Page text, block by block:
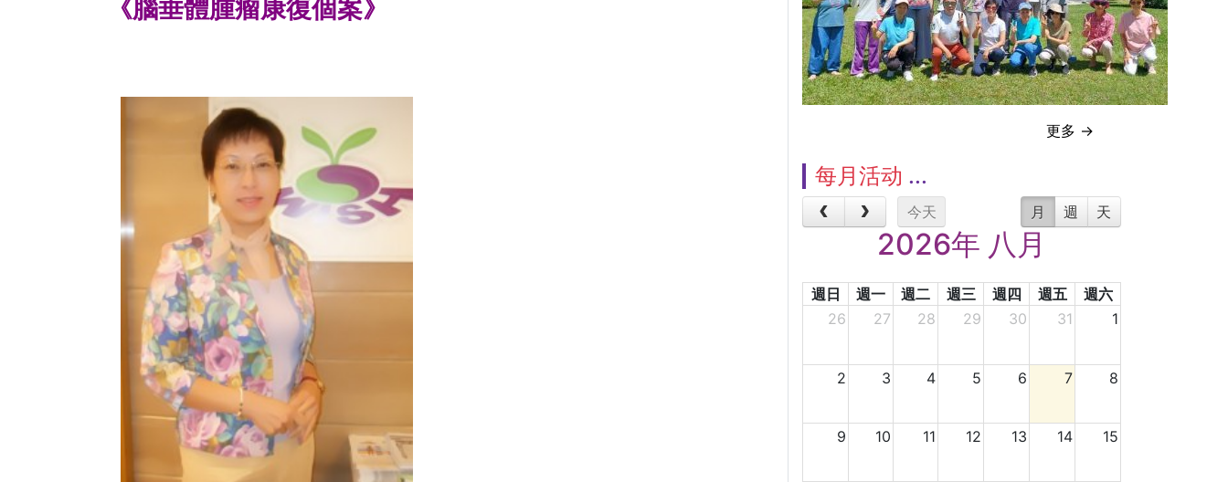
《腦垂體腫瘤康復個案》
更多 →
每月活动
今天 月 週 天
2026年 八月
週日 週一 週二 週三 週四 週五
週六
26
27 28 29 30 31 1
2 3 4 5 6 7 8
9 10 11 12 13 14 15